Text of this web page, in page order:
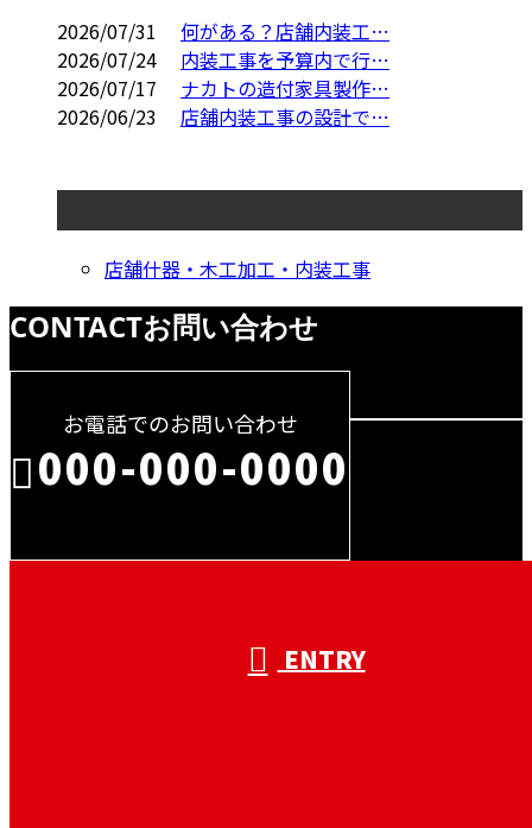
2026/07/31
何がある？店舗内装工…
2026/07/24
内装工事を予算内で行…
2026/07/17
ナカトの造付家具製作…
2026/06/23
店舗内装工事の設計で…
店舗什器・木工加工・内装工事
CONTACTお問い合わせ
お電話でのお問い合わせ
000-000-0000
ENTRY